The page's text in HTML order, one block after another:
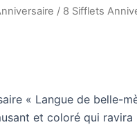
/ 8 Sifflets
« Langue de belle-
et coloré qui